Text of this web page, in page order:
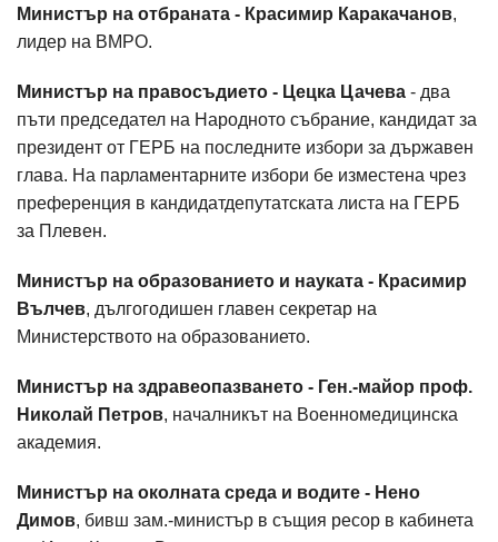
Министър на отбраната - Красимир Каракачанов,
лидер на ВМРО.
Министър на правосъдието - Цецка Цачева - два
пъти председател на Народното събрание, кандидат за
президент от ГЕРБ на последните избори за държавен
глава. На парламентарните избори бе изместена чрез
преференция в кандидатдепутатската листа на ГЕРБ
за Плевен.
Министър на образованието и науката - Красимир
Вълчев, дългогодишен главен секретар на
Министерството на образованието.
Министър на здравеопазването - Ген.-майор проф.
Николай Петров, началникът на Военномедицинска
академия.
Министър на околната среда и водите - Нено
Димов, бивш зам.-министър в същия ресор в кабинета